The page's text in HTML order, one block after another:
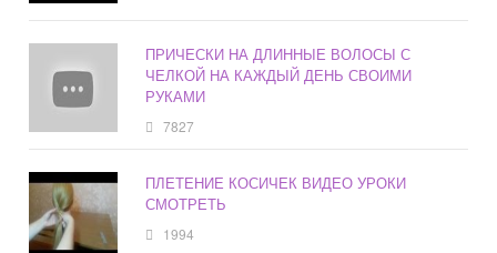
ПРИЧЕСКИ НА ДЛИННЫЕ ВОЛОСЫ С
ЧЕЛКОЙ НА КАЖДЫЙ ДЕНЬ СВОИМИ
РУКАМИ
7827
ПЛЕТЕНИЕ КОСИЧЕК ВИДЕО УРОКИ
СМОТРЕТЬ
1994